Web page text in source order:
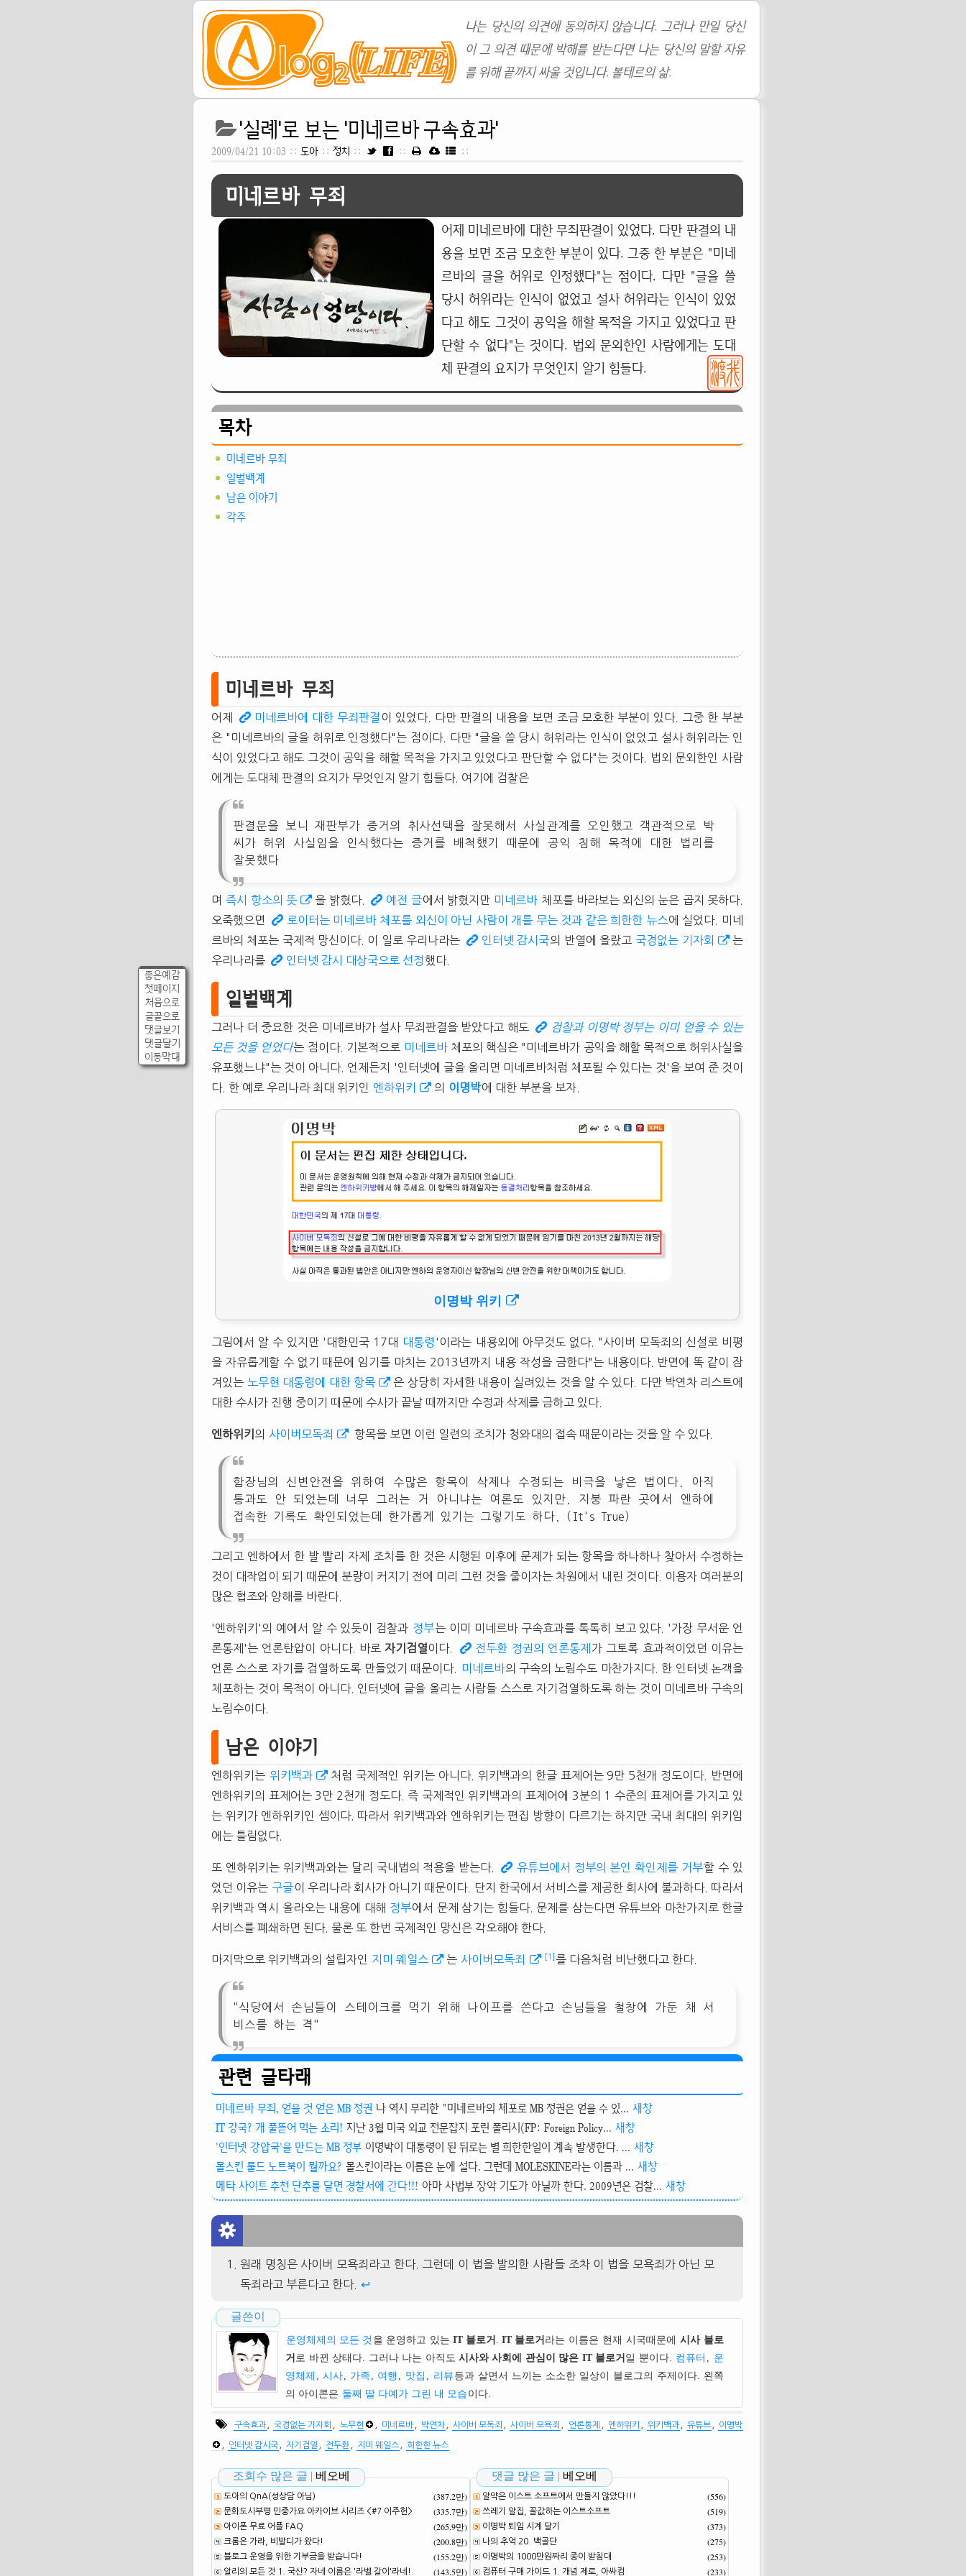
나는 당신의 의견에 동의하지 않습니다. 그러나 만일 당신
이 그 의견 때문에 박해를 받는다면 나는 당신의 말할 자유
를 위해 끝까지 싸울 것입니다. 볼테르의 삶.
좋은예감
첫페이지
처음으로
글끝으로
댓글보기
댓글달기
이동막대
'실례'로 보는 '미네르바 구속효과'
2009/04/21 10:03 :: 도아 :: 정치 :: :: ::
미네르바 무죄
어제 미네르바에 대한 무죄판결이 있었다. 다만 판결의 내
용을 보면 조금 모호한 부분이 있다. 그중 한 부분은 "미네
르바의 글을 허위로 인정했다"는 점이다. 다만 "글을 쓸
당시 허위라는 인식이 없었고 설사 허위라는 인식이 있었
다고 해도 그것이 공익을 해할 목적을 가지고 있었다고 판
단할 수 없다"는 것이다. 법외 문외한인 사람에게는 도대
체 판결의 요지가 무엇인지 알기 힘들다.
목차
미네르바 무죄
일벌백계
남은 이야기
각주
미네르바 무죄
어제 미네르바에 대한 무죄판결 이 있었다. 다만 판결의 내용을 보면 조금 모호한 부분이 있다. 그중 한 부분
은 "미네르바의 글을 허위로 인정했다"는 점이다. 다만 "글을 쓸 당시 허위라는 인식이 없었고 설사 허위라는 인
식이 있었다고 해도 그것이 공익을 해할 목적을 가지고 있었다고 판단할 수 없다"는 것이다. 법외 문외한인 사람
에게는 도대체 판결의 요지가 무엇인지 알기 힘들다. 여기에 검찰은
판결문을 보니 재판부가 증거의 취사선택을 잘못해서 사실관계를 오인했고 객관적으로 박
씨가 허위 사실임을 인식했다는 증거를 배척했기 때문에 공익 침해 목적에 대한 법리를
잘못했다
며 즉시 항소의 뜻 을 밝혔다. 예전 글에서 밝혔지만 미네르바 체포를 바라보는 외신의 눈은 곱지 못하다.
오죽했으면
로이터는 미네르바 체포를 외신이 아닌 사람이 개를 무는 것과 같은 희한한 뉴스에 실었다. 미네
르바의 체포는 국제적 망신이다. 이 일로 우리나라는
인터넷 감시국의 반열에 올랐고 국경없는 기자회
는
우리나라를
인터넷 감시 대상국으로 선정 했다.
일벌백계
그러나 더 중요한 것은 미네르바가 설사 무죄판결을 받았다고 해도
검찰과 이명박 정부는 이미 얻을 수 있는
모든 것을 얻었다는 점이다. 기본적으로 미네르바체포의 핵심은 "미네르바가 공익을 해할 목적으로 허위사실을
유포했느냐"는 것이 아니다. 언제든지 '인터넷에 글을 올리면 미네르바처럼 체포될 수 있다는 것'을 보여 준 것이
다. 한 예로 우리나라 최대 위키인 엔하위키 의 이명박에 대한 부분을 보자.
이명박 위키
그림에서 알 수 있지만 '대한민국 17대 대통령 '이라는 내용외에 아무것도 없다. "사이버 모독죄의 신설로 비평
을 자유롭게할 수 없기 때문에 임기를 마치는 2013년까지 내용 작성을 금한다"는 내용이다. 반면에 똑 같이 잠
겨있는 노무현 대통령에 대한 항목
은 상당히 자세한 내용이 실려있는 것을 알 수 있다. 다만 박연차 리스트에
대한 수사가 진행 중이기 때문에 수사가 끝날 때까지만 수정과 삭제를 금하고 있다.
엔하위키 의 사이버모독죄 항목을 보면 이런 일련의 조치가 청와대의 접속 때문이라는 것을 알 수 있다.
함장님의 신변안전을 위하여 수많은 항목이 삭제나 수정되는 비극을 낳은 법이다. 아직
통과도 안 되었는데 너무 그러는 거 아니냐는 여론도 있지만. 지붕 파란 곳에서 엔하에
접속한 기록도 확인되었는데 한가롭게 있기는 그렇기도 하다. (It's True)
그리고 엔하에서 한 발 빨리 자제 조치를 한 것은 시행된 이후에 문제가 되는 항목을 하나하나 찾아서 수정하는
것이 대작업이 되기 때문에 분량이 커지기 전에 미리 그런 것을 줄이자는 차원에서 내린 것이다. 이용자 여러분의
많은 협조와 양해를 바란다.
'엔하위키'의 예에서 알 수 있듯이 검찰과 정부는 이미 미네르바 구속효과를 톡톡히 보고 있다. '가장 무서운 언
론통제'는 언론탄압이 아니다. 바로자기검열이다. 전두환 정권의 언론통제 가 그토록 효과적이었던 이유는
언론 스스로 자기를 검열하도록 만들었기 때문이다.
미네르바의 구속의 노림수도 마찬가지다. 한 인터넷 논객을
체포하는 것이 목적이 아니다. 인터넷에 글을 올리는 사람들 스스로 자기검열하도록 하는 것이 미네르바 구속의
노림수이다.
남은 이야기
엔하위키는 위키백과
처럼 국제적인 위키는 아니다. 위키백과의 한글 표제어는 9만 5천개 정도이다. 반면에
엔하위키의 표제어는 3만 2천개 정도다. 즉 국제적인 위키백과의 표제어에 3분의 1 수준의 표제어를 가지고 있
는 위키가 엔하위키인 셈이다. 따라서 위키백과와 엔하위키는 편집 방향이 다르기는 하지만 국내 최대의 위키임
에는 틀림없다.
또 엔하위키는 위키백과와는 달리 국내법의 적용을 받는다. 유튜브에서 정부의 본인 확인제를 거부할 수 있
었던 이유는 구글이 우리나라 회사가 아니기 때문이다. 단지 한국에서 서비스를 제공한 회사에 불과하다. 따라서
위키백과 역시 올라오는 내용에 대해 정부에서 문제 삼기는 힘들다. 문제를 삼는다면 유튜브와 마찬가지로 한글
서비스를 폐쇄하면 된다. 물론 또 한번 국제적인 망신은 각오해야 한다.
마지막으로 위키백과의 설립자인 지미 웨일스 는 사이버모독죄 [1] 를 다음처럼 비난했다고 한다.
"식당에서 손님들이 스테이크를 먹기 위해 나이프를 쓴다고 손님들을 철창에 가둔 채 서
비스를 하는 격"
관련 글타래
미네르바 무죄, 얻을 것 얻은 MB 정권 나 역시 무리한 "미네르바의 체포로 MB 정권은 얻을 수 있... 새창
IT 강국? 개 풀뜯어 먹는 소리! 지난 3월 미국 외교 전문잡지 포린 폴리시(FP: Foreign Policy... 새창
'인터넷 강압국'을 만드는 MB 정부 이명박이 대통령이 된 뒤로는 별 희한한일이 계속 발생한다. ... 새창
몰스킨 룰드 노트북이 뭘까요? 몰스킨이라는 이름은 눈에 설다. 그런데 MOLESKINE라는 이름과 ... 새창
메타 사이트 추천 단추를 달면 경찰서에 간다!!! 아마 사법부 장악 기도가 아닐까 한다. 2009년은 검찰... 새창
원래 명칭은 사이버 모욕죄라고 한다. 그런데 이 법을 발의한 사람들 조차 이 법을 모욕죄가 아닌 모
독죄라고 부른다고 한다. ↩
글쓴이
운영체제의 모든 것 을 운영하고 있는 IT 블로거 . IT 블로거 라는 이름은 현재 시국때문에 시사 블로
거 로 바뀐 상태다. 그러나 나는 아직도 시사와 사회에 관심이 많은 IT 블로거 일 뿐이다. 컴퓨터 , 운
영체제 , 시사, 가족 , 여행 , 맛집 , 리뷰 등과 살면서 느끼는 소소한 일상이 블로그의 주제이다. 왼쪽
의 아이콘은 둘째 딸 다예가 그린 내 모습 이다.
구속효과 국경없는 기자회 노무현 미네르바 박연차 사이버 모독죄 사이버 모욕죄 언론통제 엔하위키 위키백과 유튜브 이명박
인터넷 감시국 자기검열 전두환 지미 웨일스 희한한 뉴스
조회수 많은 글 | 베오베
도아의 QnA(성상담 아님) (387.2만)
문화도시부평 민중가요 아카이브 시리즈 <#7 이주헌> (335.7만)
아이폰 무료 어플 FAQ (265.9만)
크롬은 가라, 비발디가 왔다! (200.8만)
블로그 운영을 위한 기부금을 받습니다! (155.2만)
알리의 모든 것 1. 국산? 자네 이름은 '라벨 갈이'라네! (143.5만)
댓글 많은 글 | 베오베
알약은 이스트 소프트에서 만들지 않았다!!! (556)
쓰레기 알집, 꼴값하는 이스트소프트 (519)
이명박 퇴임 시계 달기 (373)
나의 추억 20. 백골단 (275)
이명박의 1000만원짜리 종이 받침대 (253)
컴퓨터 구매 가이드 1. 개념 제로, 아싸컴 (233)